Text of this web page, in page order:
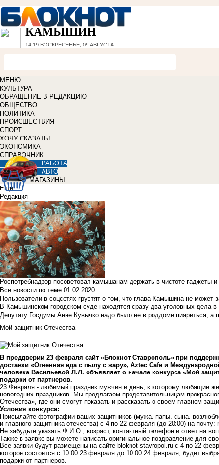
КАМЫШИН
14:19 ВОСКРЕСЕНЬЕ, 09 АВГУСТА
МЕНЮ
КУЛЬТУРА
ОБРАЩЕНИЕ В РЕДАКЦИЮ
ОБЩЕСТВО
ПОЛИТИКА
ПРОИСШЕСТВИЯ
СПОРТ
ХОЧУ СКАЗАТЬ!
ЭКОНОМИКА
СПРАВОЧНИК
РАБОТА
АВТО
МАГАЗИНЫ
Еще
Редакция
Роспотребнадзор посоветовал камышанам держать в чистоте гаджеты
Все новости по теме 01.02.2020
Пользователи в соцсетях грустят о том, что глава Камышина не может
В Камышинском городском суде находятся сразу два уголовных дела
Депутату Госдумы Анне Кувычко надо было не в роддоме пиариться, а
Мой защитник Отечества
В преддверии 23 февраля сайт «Блокнот Ставрополь» при
доставки «Огненная еда с пылу с жару», Aztec Cafe и
человека Васильевой Л.Л. объявляет о начале конкурса «Мой
подарки от партнеров.
23 Февраля - любимый праздник мужчин и день, к которому любящие
новогодних праздников. Мы предлагаем представительницам
Отечества», где они смогут показать и рассказать о своем главном
Условия конкурса:
Присылайте фотографии ваших защитников (мужа, папы, сына,
и главного защитника отечества) с 4 по 22 февраля (до 20:00) на почту:
Не забудьте указать Ф.И.О., возраст, контактный телефон и ответ на
Также в заявке вы можете написать оригинальное поздравление для
Все заявки будут размещены на сайте bloknot-stavropol.ru с 4 по 22
которое состоится c 10:00 23 февраля до 10:00 24 февраля, будет
подарки от партнеров.